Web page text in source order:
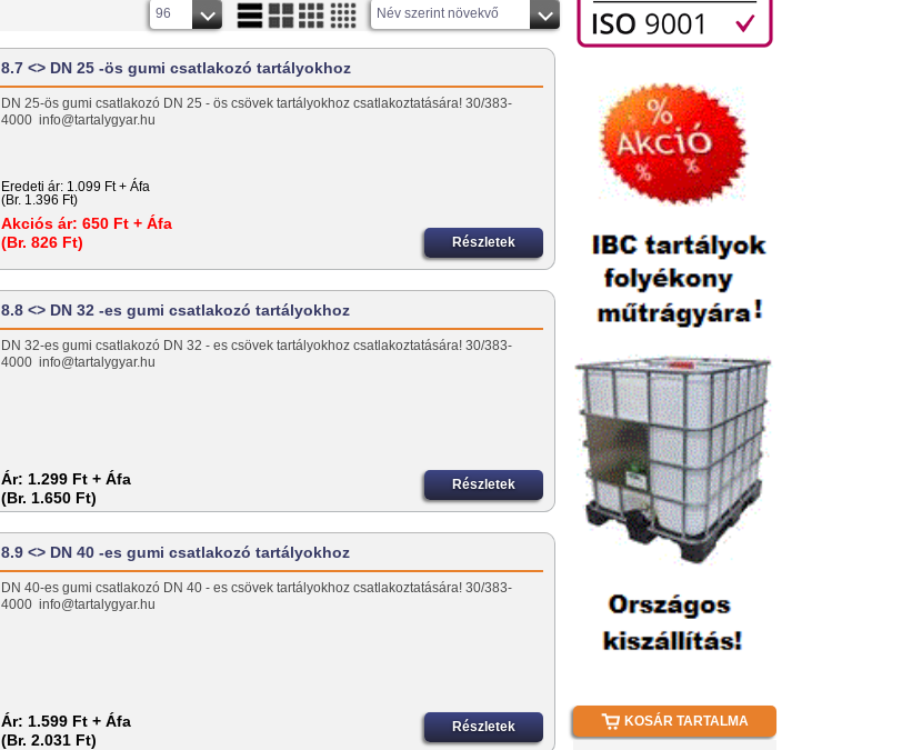
96 Név szerint növekvő
8.7 <> DN 25 -ös gumi csatlakozó tartályokhoz
DN 25-ös gumi csatlakozó DN 25 - ös csövek tartályokhoz csatlakoztatására! 30/383-
4000 info@tartalygyar.hu
Eredeti ár: 1.099 Ft + Áfa
(Br. 1.396 Ft)
Akciós ár: 650 Ft + Áfa
(Br. 826 Ft)
Részletek
8.8 <> DN 32 -es gumi csatlakozó tartályokhoz
DN 32-es gumi csatlakozó DN 32 - es csövek tartályokhoz csatlakoztatására! 30/383-
4000 info@tartalygyar.hu
Ár: 1.299 Ft + Áfa
(Br. 1.650 Ft)
Részletek
8.9 <> DN 40 -es gumi csatlakozó tartályokhoz
DN 40-es gumi csatlakozó DN 40 - es csövek tartályokhoz csatlakoztatására! 30/383-
4000 info@tartalygyar.hu
Ár: 1.599 Ft + Áfa
(Br. 2.031 Ft)
Részletek KOSÁR TARTALMA